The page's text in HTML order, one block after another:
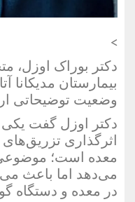
>
دکتر بوراک اوزل،
بیمارستان مدیکانا
وضعیت توضیحاتی
دکتر اوزل گفت
اثرگذاری
معده است؛
می‌دهد اما باعث
در معده و دستگاه